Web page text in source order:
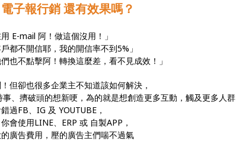
子報行銷 還有效果嗎？
E-mail 阿！做這個沒用！」
都不開信耶，我的開信率不到5%」
也不點擊阿！轉換這麼差，看不見成效！」
但卻也很多企業主不知道該如何解決，
、擠破頭的想新哽，為的就是想創造更多互動，觸及更多人群
過FB、IG 及 YOUTUBE，
會使用LINE、ERP 或 自製APP，
廣告費用，壓的廣告主們喘不過氣